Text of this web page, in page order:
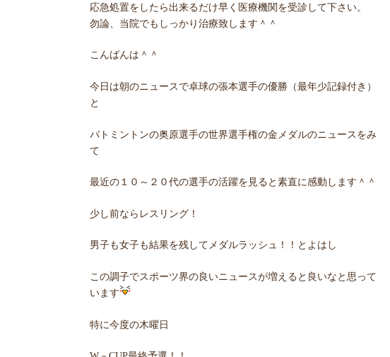
応急処置をしたら出来るだけ早く医療機関を受診して下さい。
勿論、当院でもしっかり治療致します＾＾
こんばんは＾＾
今日は朝のニュースで卓球の張本選手の優勝（最年少記録付き）
と
バトミントンの奥原選手の世界選手権の金メダルのニュースをみ
て
最近の１０～２０代の選手の活躍を見ると素直に感動します＾＾
少し前ならレスリング！
男子も女子も結果を残してメダルラッシュ！！とよはし
この調子でスポーツ界の良いニュースが増えると良いなと思って
います
特に今度の木曜日